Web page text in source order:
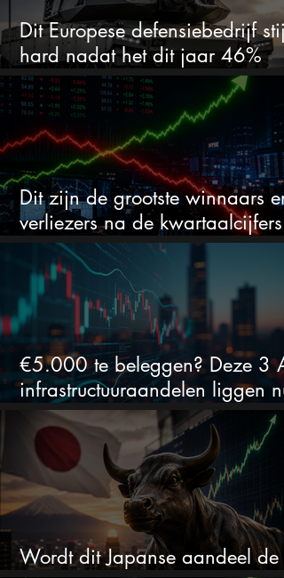
Dit Europese defensiebedrijf
hard nadat het dit jaar 46%
daalde: mooie koopkans?
Dit zijn de grootste winnaars en
verliezers na de kwartaalcijfers
(2 springen eruit)
€5.000 te beleggen? Deze 3
infrastructuuraandelen liggen nu
in de uitverkoop
Wordt dit Japanse aandeel de